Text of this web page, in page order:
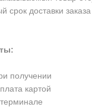
срок доставки
получении
картой